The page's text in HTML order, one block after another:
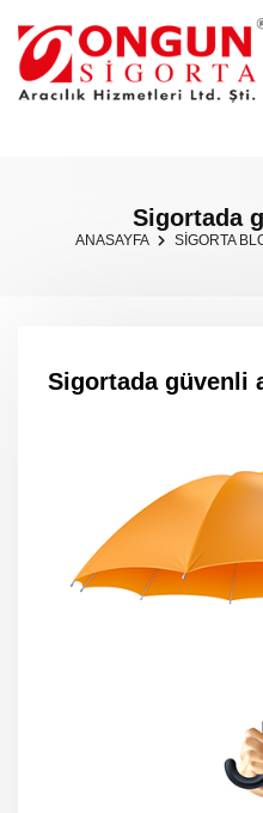
Sigortada
ANASAYFA SİGORTA
Sigortada güvenli